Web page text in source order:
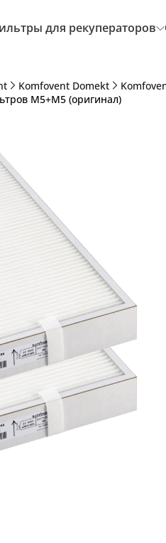
для рекуператоров
Komfovent Domekt
M5+M5 (оригинал)